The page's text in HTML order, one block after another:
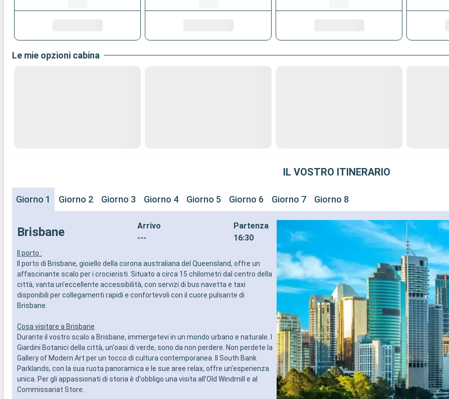
Le mie opzioni cabina
IL VOSTRO ITINERARIO
Giorno 1 Giorno 2 Giorno 3 Giorno 4 Giorno 5 Giorno 6 Giorno 7 Giorno 8
Brisbane
Arrivo
---
Partenza
16:30
Il porto :
Il porto di Brisbane, gioiello della corona australiana del Queensland, offre un
affascinante scalo per i crocieristi. Situato a circa 15 chilometri dal centro della
città, vanta un'eccellente accessibilità, con servizi di bus navetta e taxi
disponibili per collegamenti rapidi e confortevoli con il cuore pulsante di
Brisbane.
Cosa visitare a Brisbane
Durante il vostro scalo a Brisbane, immergetevi in un mondo urbano e naturale. I
Giardini Botanici della città, un'oasi di verde, sono da non perdere. Non perdete la
Gallery of Modern Art per un tocco di cultura contemporanea. Il South Bank
Parklands, con la sua ruota panoramica e le sue aree relax, offre un'esperienza
unica. Per gli appassionati di storia è d'obbligo una visita all'Old Windmill e al
Commissariat Store.